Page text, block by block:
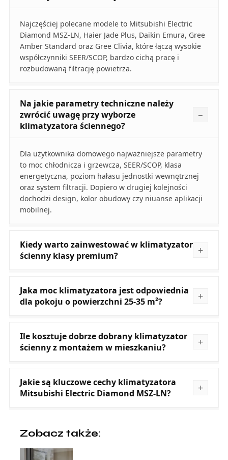
Najczęściej polecane modele to Mitsubishi Electric
Diamond MSZ‑LN, Haier Jade Plus, Daikin Emura, Gree
Amber Standard oraz Gree Clivia, które łączą wysokie
współczynniki SEER/SCOP, bardzo cichą pracę i
rozbudowaną filtrację powietrza.
Na jakie parametry techniczne należy
zwrócić uwagę przy wyborze
klimatyzatora ściennego?
Dla użytkownika domowego najważniejsze parametry
to moc chłodnicza i grzewcza, SEER/SCOP, klasa
energetyczna, poziom hałasu jednostki wewnętrznej
oraz system filtracji. Dopiero w drugiej kolejności
dochodzi design, kolor obudowy czy niuanse aplikacji
mobilnej.
Kiedy warto zainwestować w klimatyzator
ścienny klasy premium?
Jaka moc klimatyzatora jest odpowiednia
dla pokoju o powierzchni 25-35 m²?
Ile kosztuje dobrze dobrany klimatyzator
ścienny z montażem w mieszkaniu?
Jakie są kluczowe cechy klimatyzatora
Mitsubishi Electric Diamond MSZ‑LN?
Zobacz także: